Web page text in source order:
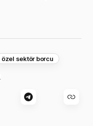
özel sektör borcu